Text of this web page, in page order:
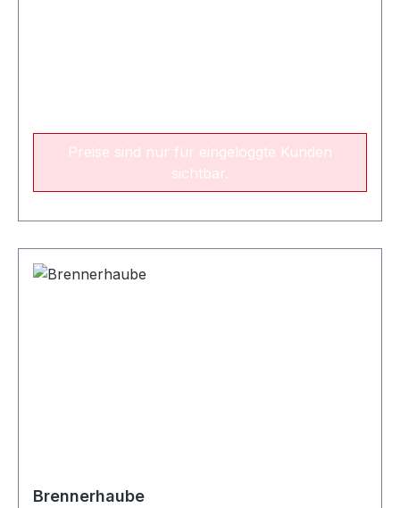
Preise sind nur für eingeloggte Kunden
sichtbar.
Brennerhaube